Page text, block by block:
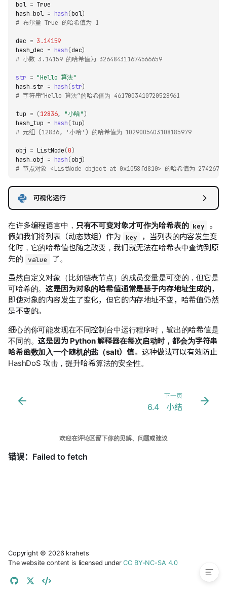
bol = True
hash_bol = hash(bol)
# 布尔量 True 的哈希值为 1
dec = 3.14159
hash_dec = hash(dec)
# 小数 3.14159 的哈希值为 326484311674566659
str = "Hello 算法"
hash_str = hash(str)
# 字符串“Hello 算法”的哈希值为 4617003410720528961
tup = (12836, "小哈")
hash_tup = hash(tup)
# 元组 (12836, '小哈') 的哈希值为 1029005403108185979
obj = ListNode(0)
hash_obj = hash(obj)
# 节点对象 <ListNode object at 0x1058fd810> 的哈希值为
可视化运行
在许多编程语言中， 只有不可变对象才可作为哈希表的 key
。
假如我们将列表（动态数组）作为 key
，当列表的内容发生变
化时，它的哈希值也随之改变，我们就无法在哈希表中查询到原
先的 value
了。
虽然自定义对象（比如链表节点）的成员变量是可变的，但它是
可哈希的。这是因为对象的哈希值通常是基于内存地址生成的，
即使对象的内容发生了变化，但它的内存地址不变，哈希值仍然
是不变的。
细心的你可能发现在不同控制台中运行程序时，输出的哈希值是
不同的。这是因为 Python 解释器在每次启动时，都会为字符串
哈希函数加入一个随机的盐（salt）值。这种做法可以有效防止
HashDoS 攻击，提升哈希算法的安全性。
下一页
6.4 小结
欢迎在评论区留下你的见解、问题或建议
Copyright © 2026 krahets
The website content is licensed underCC BY-NC-SA 4.0